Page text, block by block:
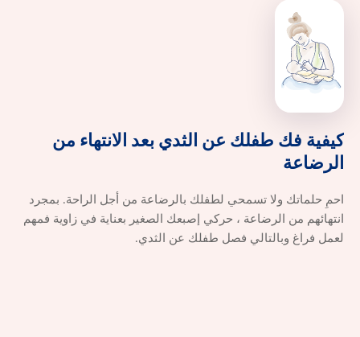
كيفية فك طفلك عن الثدي بعد الانتهاء من
الرضاعة
احمِ حلماتك ولا تسمحي لطفلك بالرضاعة من أجل الراحة. بمجرد
انتهائهم من الرضاعة ، حركي إصبعك الصغير بعناية في زاوية فمهم
لعمل فراغ وبالتالي فصل طفلك عن الثدي.